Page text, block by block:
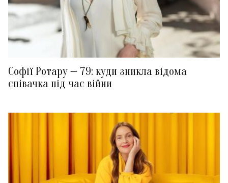
Софії Ротару — 79: куди зникла відома
співачка під час війни